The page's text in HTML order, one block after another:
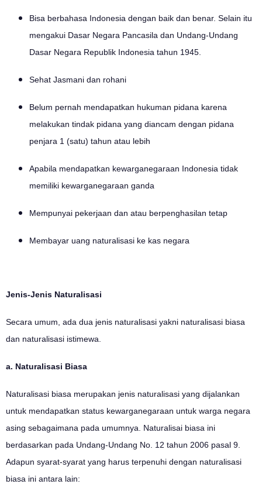
Bisa berbahasa Indonesia dengan baik dan benar. Selain itu
mengakui Dasar Negara Pancasila dan Undang-Undang
Dasar Negara Republik Indonesia tahun 1945.
Sehat Jasmani dan rohani
Belum pernah mendapatkan hukuman pidana karena
melakukan tindak pidana yang diancam dengan pidana
penjara 1 (satu) tahun atau lebih
Apabila mendapatkan kewarganegaraan Indonesia tidak
memiliki kewarganegaraan ganda
Mempunyai pekerjaan dan atau berpenghasilan tetap
Membayar uang naturalisasi ke kas negara
Jenis-Jenis Naturalisasi
Secara umum, ada dua jenis naturalisasi yakni naturalisasi biasa
dan naturalisasi istimewa.
a. Naturalisasi Biasa
Naturalisasi biasa merupakan jenis naturalisasi yang dijalankan
untuk mendapatkan status kewarganegaraan untuk warga negara
asing sebagaimana pada umumnya. Naturalisai biasa ini
berdasarkan pada Undang-Undang No. 12 tahun 2006 pasal 9.
Adapun syarat-syarat yang harus terpenuhi dengan naturalisasi
biasa ini antara lain: